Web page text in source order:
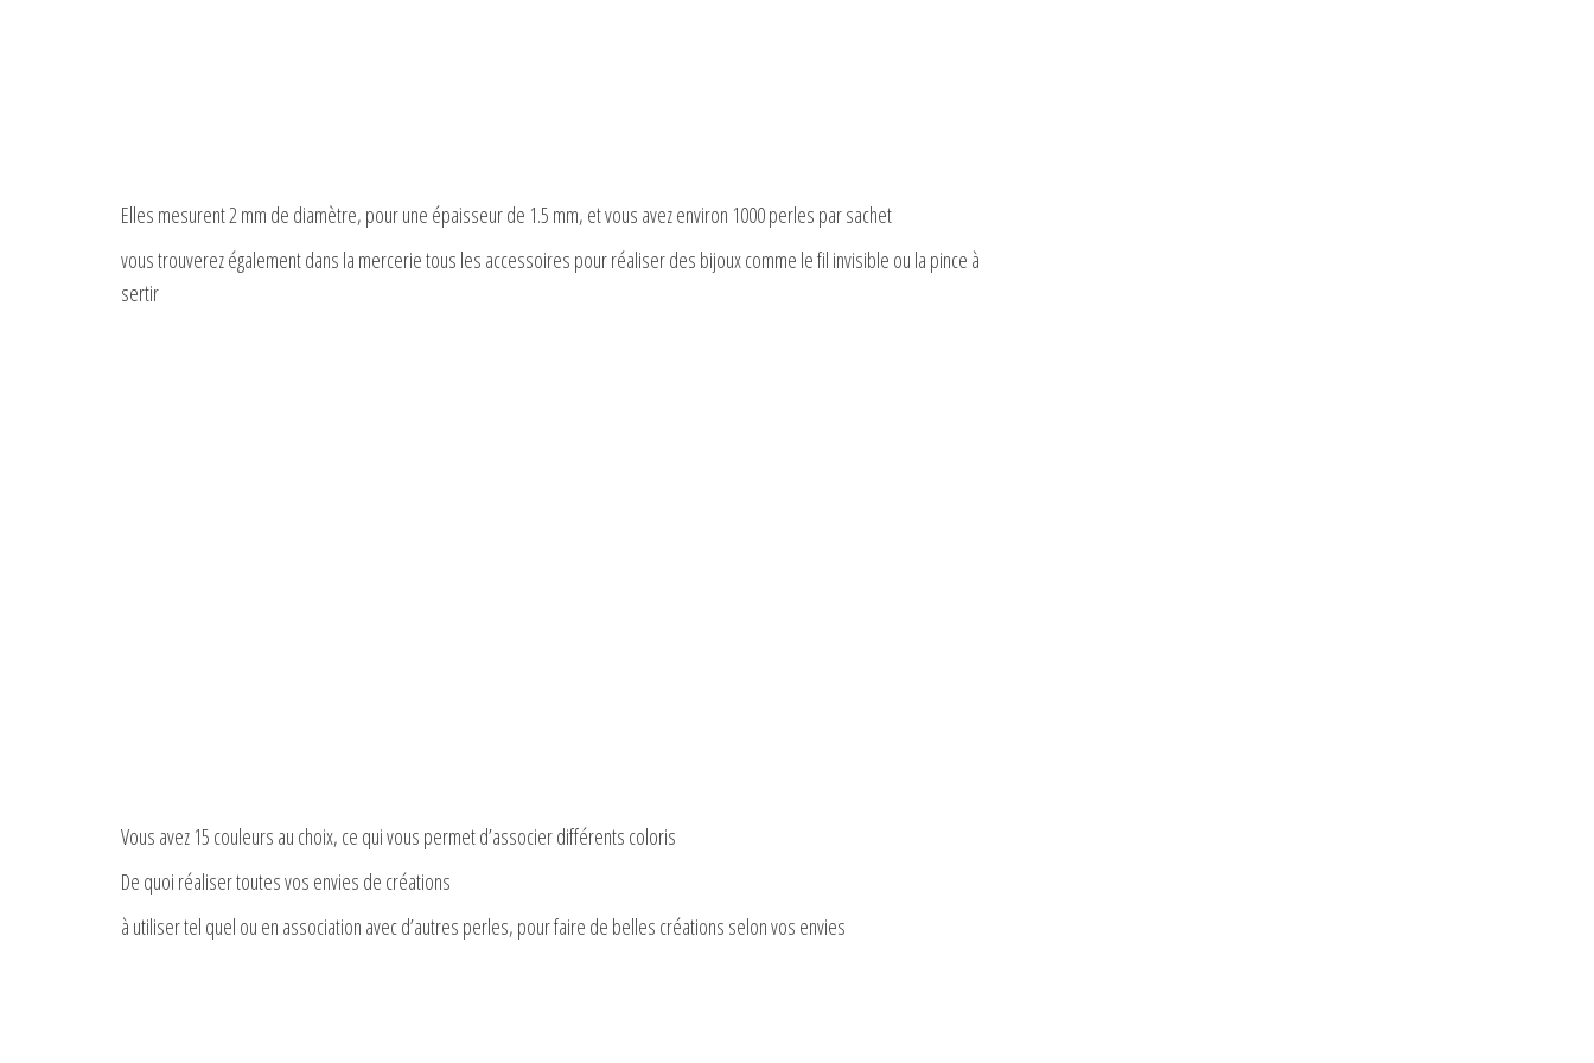
Elles mesurent 2 mm de diamètre, pour une épaisseur de 1.5 mm, et vous avez environ 1000 perles par sachet
vous trouverez également dans la mercerie tous les accessoires pour réaliser des bijoux comme le fil invisible ou la pince à
sertir
Vous avez 15 couleurs au choix, ce qui vous permet d’associer différents coloris
De quoi réaliser toutes vos envies de créations
à utiliser tel quel ou en association avec d’autres perles, pour faire de belles créations selon vos envies